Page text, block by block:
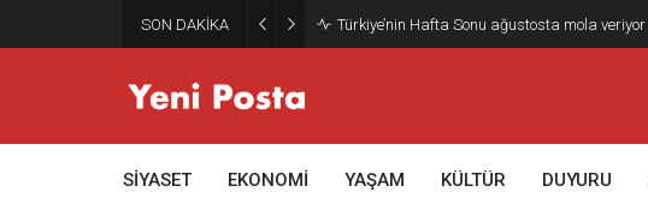
SON DAKİKA Türkiye’nin Hafta Sonu ağustosta mola veriyor
SİYASET EKONOMİ YAŞAM KÜLTÜR DUYURU